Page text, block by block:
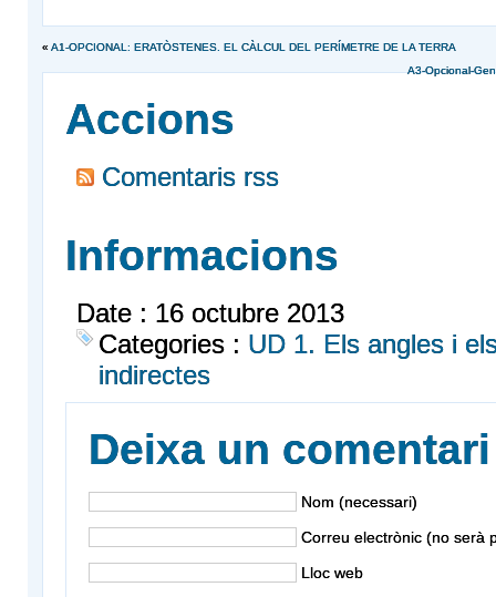
« A1-OPCIONAL: ERATÒSTENES. EL CÀLCUL DEL PERÍMETRE DE LA TERRA
A3-Opcional-
Accions
Comentaris rss
Informacions
Date : 16 octubre 2013
Categories : UD 1. Els angles i
indirectes
Deixa un comentari
Nom (necessari)
Correu electrònic (no serà
Lloc web